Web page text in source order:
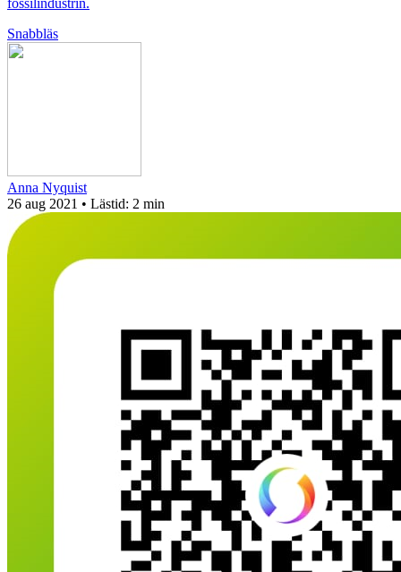
Snabbläs
Anna Nyquist
26 aug 2021 • Lästid: 2 min